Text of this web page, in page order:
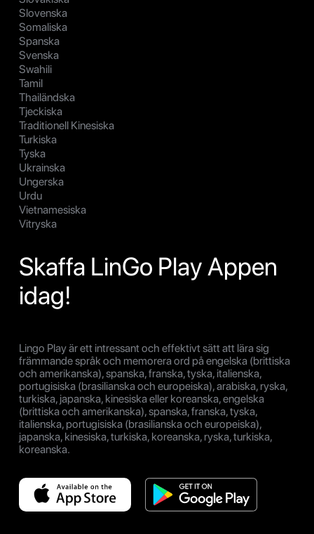
Slovenska
Somaliska
Spanska
Svenska
Swahili
Tamil
Thailändska
Tjeckiska
Traditionell Kinesiska
Turkiska
Tyska
Ukrainska
Ungerska
Urdu
Vietnamesiska
Vitryska
Skaffa LinGo Play Appen
idag!
Lingo Play är ett intressant och effektivt sätt att lära sig
främmande språk och memorera ord på engelska (brittiska
och amerikanska), spanska, franska, tyska, italienska,
portugisiska (brasilianska och europeiska), arabiska, ryska,
turkiska, japanska, kinesiska eller koreanska, engelska
(brittiska och amerikanska), spanska, franska, tyska,
italienska, portugisiska (brasilianska och europeiska),
japanska, kinesiska, turkiska, koreanska, ryska, turkiska,
koreanska.